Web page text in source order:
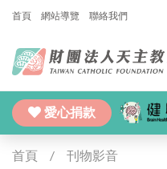
首頁 網站導覽 聯絡我們
愛心捐款
首頁
刊物影音